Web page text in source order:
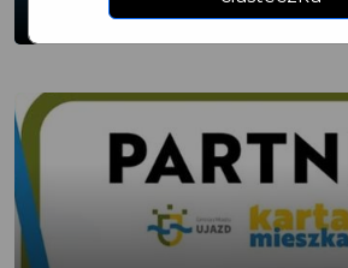
zostaną syreny alarmowe